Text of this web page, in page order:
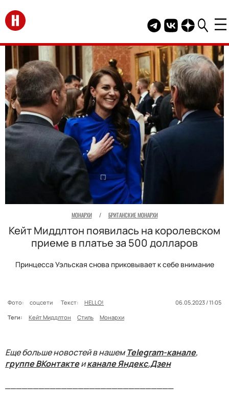
Перейти на главную
Telegram канал
Группа HELLO
Канал
МОНАРХИ / БРИТАНСКИЕ МОНАРХИ
Кейт Миддлтон появилась на королевском
приеме в платье за 500 долларов
Принцесса Уэльская снова приковывает к себе внимание
Фото: соцсети Текст: HELLO!
06.05.2023 / 11:05
Теги:
Кейт Миддлтон Стиль Монархи
Еще больше новостей в нашемTelegram-канале,
группе ВКонтактеиканале Яндекс.Дзен